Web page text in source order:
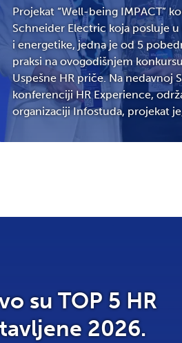
Projekat “Well-being IMPACT”
Schneider Electric koja posluje u
i energetike, jedna je od 5
praksi na ovogodišnjem
Uspešne HR priče. Na nedavnoj
konferenciji HR Experience,
organizaciji Infostuda, projekat
Sanja Grozda. Wellbeing
su TOP 5 HR
2026.